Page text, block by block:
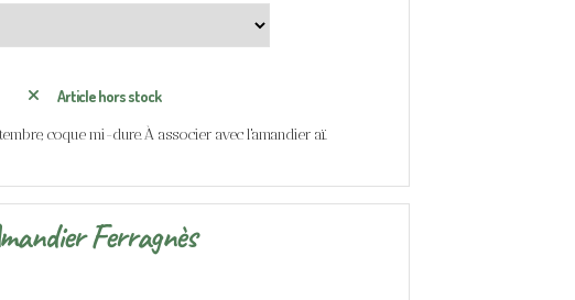
coque mi-dure. À associer avec l'amandier aï.
Article hors stock
Ferragnès